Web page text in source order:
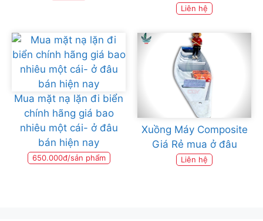
Liên hệ
Mua mặt nạ lặn đi biển
chính hãng giá bao
nhiêu một cái- ở đâu
bán hiện nay
650.000đ/sản phẩm
Xuồng Máy Composite
Giá Rẻ mua ở đâu
Liên hệ